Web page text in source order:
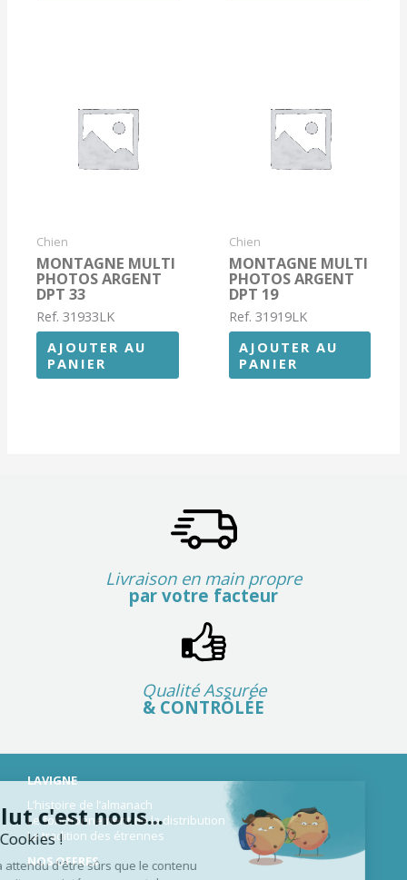
Chien
MONTAGNE MULTI
PHOTOS ARGENT
DPT 33
Ref. 31933LK
AJOUTER AU
PANIER
Chien
MONTAGNE MULTI
PHOTOS ARGENT
DPT 19
Ref. 31919LK
AJOUTER AU
PANIER
Livraison en main propre
par votre facteur
Qualité Assurée
& CONTRÔLÉE
LAVIGNE
L’histoire de l’almanach
Le fonctionnement de la distribution
La tradition des étrennes
NOS OFFRES
Salut c'est nous...
les Cookies !
On a attendu d'être sûrs que le contenu